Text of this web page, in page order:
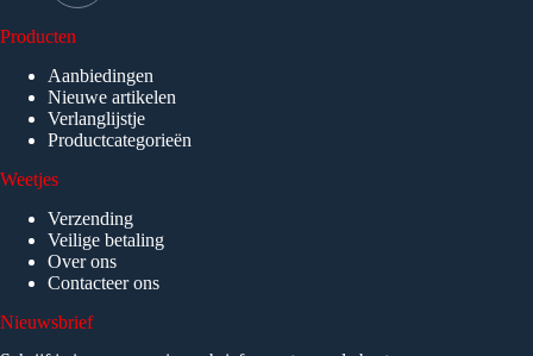
Producten
Aanbiedingen
Nieuwe artikelen
Verlanglijstje
Productcategorieën
Weetjes
Verzending
Veilige betaling
Over ons
Contacteer ons
Nieuwsbrief